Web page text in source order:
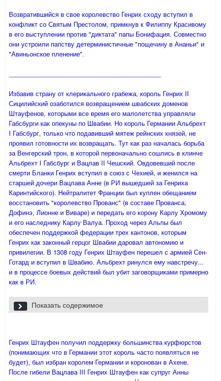
Возвратившийся в свое королевство Генрих сходу вступил в
конфликт со Святым Престолом, примкнув к Филиппу Красивому
в его выступлении против "диктата" папы Бонифация. Совместно
они устроили папству детерминистичные "пощечину в Ананьи" и
"Авиньонское пленение".
Избавив страну от клерикального грабежа, король Генрих II
Сицилийский озаботился возвращением швабских доменов
Штауфенов, которыми все время его малолетства управляли
Габсбурги как опекуны по Швабии. Но король Германии Альбрехт
I Габсбург, только что подавивший мятеж рейнских князей, не
проявил готовности их возвращать. Тут как раз началась борьба
за Венгерский трон, в которой первоначально сошлись в клинче
Альбрехт I Габсбург и Вацлав II Чешский. Овдовевший после
смерти Бланки Генрих вступил в союз с Чехией, и женился на
старшей дочери Вацлава Анне (в РИ вышедшей за Генриха
Каринтийского). Нейтралитет Франции был куплен обещанием
восстановить "королевство Прованс" (в составе Прованса,
Дофинэ, Лионне и Виваре) и передать его корону Карлу Хромому
и его наследнику Карлу Валуа. Проход через Альпы был
обеспечен поддержкой федерации трех кантонов, которым
Генрих как законный герцог Швабии даровал автономию и
привилегии. В 1308 году Генрих Штауфен перешел с армией Сен-
Готард и вступил в Швабию. Альбрехт ринулся ему навстречу...
и в процессе боевых действий был убит заговорщиками примерно
как в РИ.
накартетемно-крансым обозначены домены Штауфенов. ИМХО
франконские территории в бассейне Майна Генрих окончательно
Показать содержимое
Генрих Штауфен получил поддержку большинства курфюрстов
(понимающих что в Германии этот король часто появляться не
будет), был избран королем Германии и коронован в Ахене.
После гибели Вацлава III Генрих Штауфен как супруг Анны